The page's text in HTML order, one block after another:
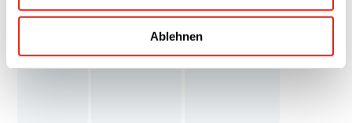
Ablehnen